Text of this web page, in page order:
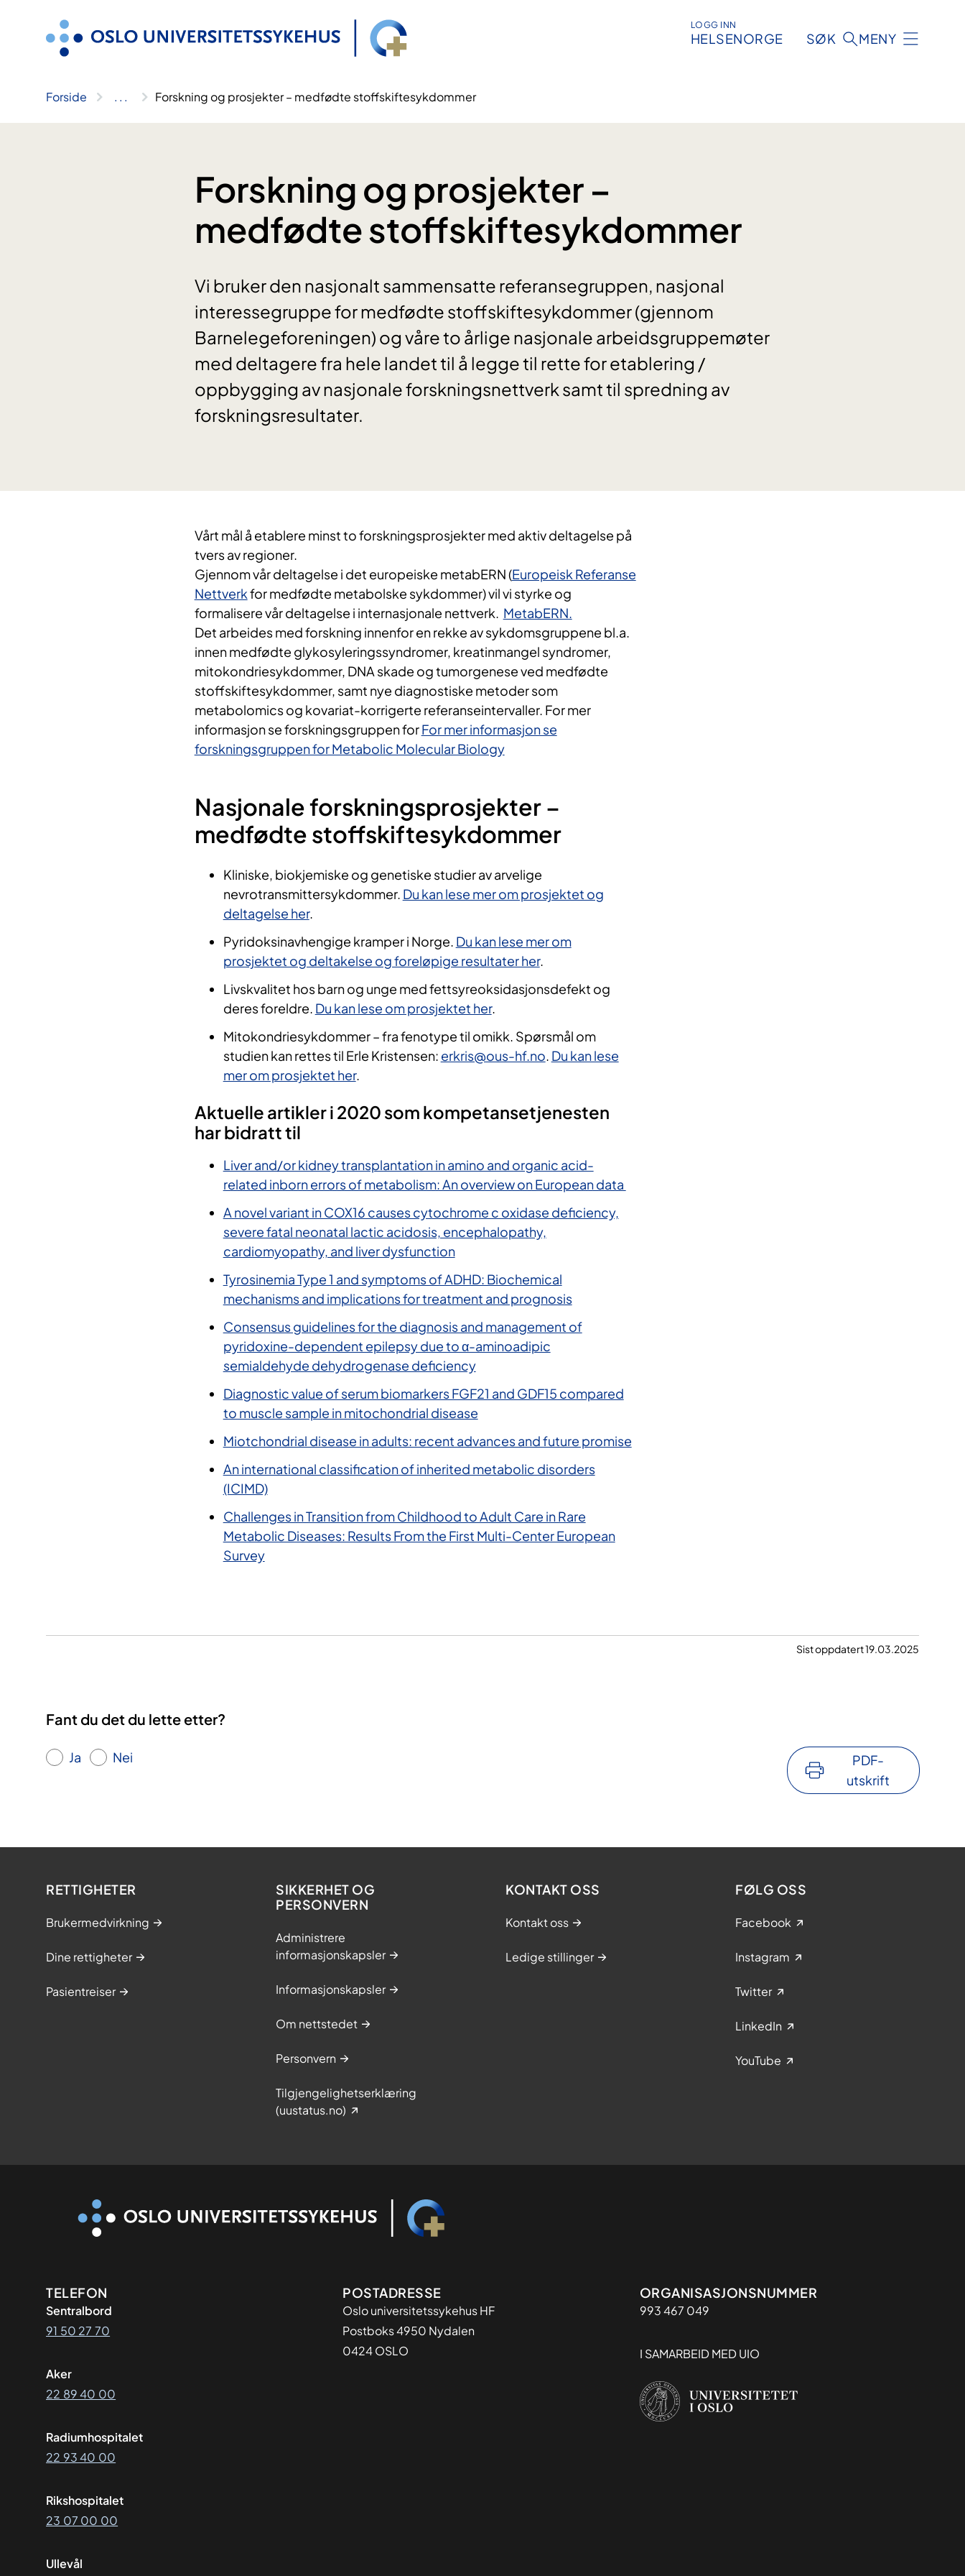
LOGG INN
HELSENORGE SØK MENY
Forside .. . Forskning og prosjekter – medfødte stoffskiftesykdommer
Forskning og prosjekter –
medfødte stoffskiftesykdommer
Vi bruker den nasjonalt sammensatte referansegruppen, nasjonal
interessegruppe for medfødte stoffskiftesykdommer (gjennom
Barnelegeforeningen) og våre to årlige nasjonale arbeidsgruppemøter
med deltagere fra hele landet til å legge til rette for etablering /
oppbygging av nasjonale forskningsnettverk samt til spredning av
forskningsresultater.
​Vårt mål å etablere minst to forskningsprosjekter med aktiv deltagelse på
tvers av regioner.
Gjennom vår deltagelse i det europeiske metabERN (Europeisk Referanse
Nettverkfor medfødte metabolske sykdommer) vil vi styrke og
formalisere vår deltagelse i internasjonale nettverk. MetabERN.
Det arbeides med forskning innenfor en rekke av sykdomsgruppene bl.a.
innen medfødte glykosyleringssyndromer, kreatinmangel syndromer,
mitokondriesykdommer, DNA skade og tumorgenese ved medfødte
stoffskiftesykdommer, samt nye diagnostiske metoder som
metabolomics og kovariat-korrigerte referanseintervaller. For mer
informasjon se forskningsgruppen forFor mer informasjon se
forskningsgruppen for Metabolic Molecular Biology
Nasjonale forskningsprosjekter –
medfødte stoffskiftesykdommer
Kliniske, biokjemiske og genetiske studier av arvelige
nevrotransmittersykdommer. Du kan lese mer om prosjektet og
deltagelse her.
Pyridoksinavhengige kramper i Norge. Du kan lese mer om
prosjektet og deltakelse og foreløpige resultater her.
Livskvalitet hos barn og unge med fettsyreoksidasjonsdefekt og
deres foreldre. Du kan lese om prosjektet her.
​Mitokondriesykdommer – fra fenotype til omikk​. Spørsmål om
studien kan rettes til Erle Kristensen: erkris@ous-hf.no. Du kan lese
mer om prosjektet her.
​Aktuelle artikler i 2020 som kompetansetjenesten
har bidratt til
Liver and/or kidney transplantation in amino and organic acid-
related inborn errors of metabolism: An overview on European data
A novel variant in COX16 causes cytochrome c oxidase deficiency,
severe fatal neonatal lactic acidosis, encephalopathy,
cardiomyopathy, and liver dysfunction
Tyrosinemia Type 1 and symptoms of ADHD: Biochemical
mechanisms and implications for treatment and prognosis
Consensus guidelines for the diagnosis and management of
pyridoxine-dependent epilepsy due to α-aminoadipic
semialdehyde dehydrogenase deficiency
Diagnostic value of serum biomarkers FGF21 and GDF15 compared
to muscle sample in mitochondrial disease
Miotchondrial disease in adults: recent advances and future promise
An international classification of inherited metabolic disorders
(ICIMD)
Challenges in Transition from Childhood to Adult Care in Rare
Metabolic Diseases: Results From the First Multi-Center European
Survey
Sist oppdatert 19.03.2025
Fant du det du lette etter?
Ja Nei
PDF-
utskrift
RETTIGHETER
Brukermedvirkning
Dine rettigheter
Pasientreiser
SIKKERHET OG
PERSONVERN
Administrere
informasjonskapsler
Informasjonskapsler
Om nettstedet
Personvern
Tilgjengelighetserklæring
(uustatus.no)
KONTAKT OSS
Kontakt oss
Ledige stillinger
FØLG OSS
Facebook
Instagram
Twitter
LinkedIn
YouTube
Kontaktinformasjon
TELEFON
Sentralbord
91 50 27 70
Aker
22 89 40 00
Radiumhospitalet
22 93 40 00
Rikshospitalet
23 07 00 00
Ullevål
Adresse
POSTADRESSE
Oslo universitetssykehus HF
Postboks 4950 Nydalen
0424 OSLO
Organisasjon
ORGANISASJONSNUMMER
993 467 049
I SAMARBEID MED UIO